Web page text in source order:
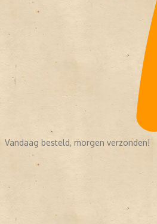
Vandaag besteld, morgen verzonden!